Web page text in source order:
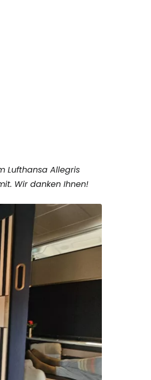
Lufthansa Allegris
Wir danken Ihnen!